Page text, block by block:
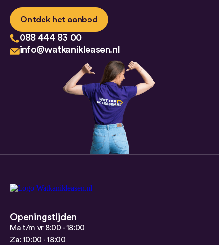
Ontdek het aanbod
088 444 83 00
info@watkanikleasen.nl
Openingstijden
Ma t/m vr 8:00 - 18:00
Za: 10:00 - 18:00